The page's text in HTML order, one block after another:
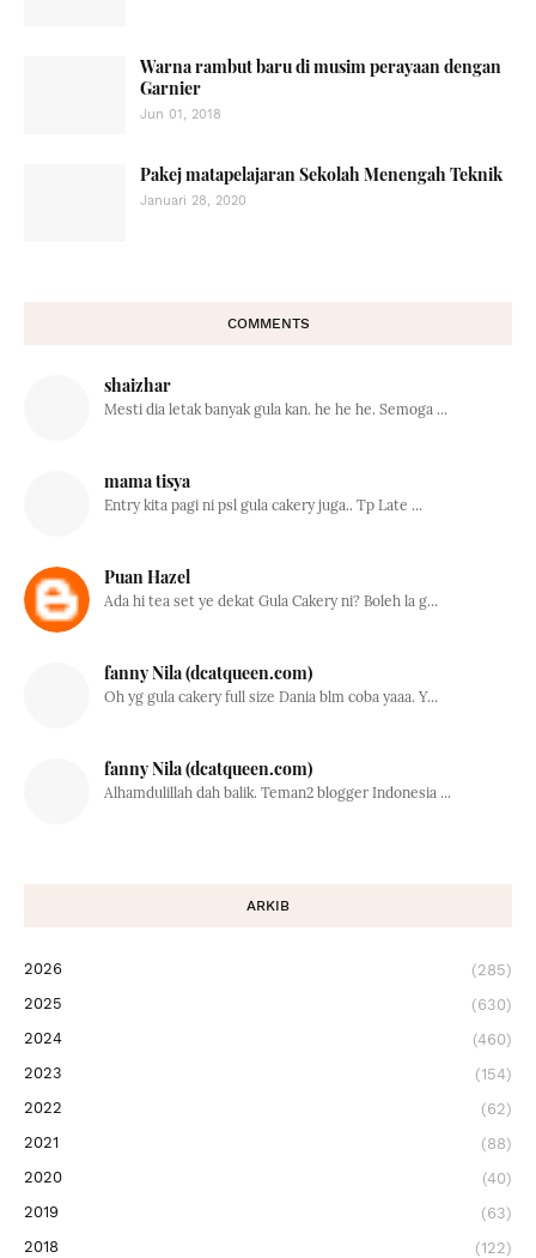
Warna rambut baru di musim perayaan dengan
Garnier
Jun 01, 2018
Pakej matapelajaran Sekolah Menengah Teknik
Januari 28, 2020
COMMENTS
shaizhar
Mesti dia letak banyak gula kan. he he he. Semoga ...
mama tisya
Entry kita pagi ni psl gula cakery juga.. Tp Late ...
Puan Hazel
Ada hi tea set ye dekat Gula Cakery ni? Boleh la g...
fanny Nila (dcatqueen.com)
Oh yg gula cakery full size Dania blm coba yaaa. Y...
fanny Nila (dcatqueen.com)
Alhamdulillah dah balik. Teman2 blogger Indonesia ...
ARKIB
2026
(285)
2025
(630)
2024
(460)
2023
(154)
2022
(62)
2021
(88)
2020
(40)
2019
(63)
2018
(122)